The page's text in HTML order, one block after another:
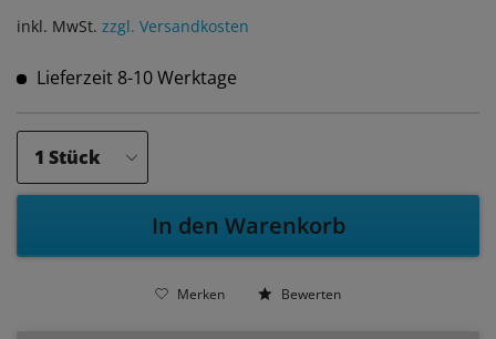
inkl. MwSt. zzgl. Versandkosten
Lieferzeit 8-10 Werktage
In den Warenkorb
Merken Bewerten